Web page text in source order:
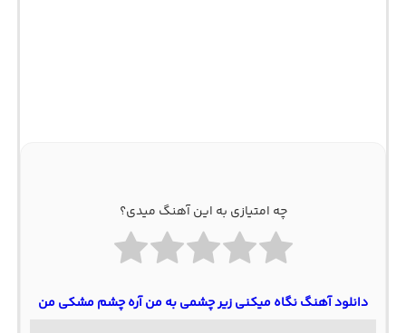
چه امتیازی به این آهنگ میدی؟
دانلود آهنگ نگاه میکنی زیر چشمی به من آره چشم مشکی من